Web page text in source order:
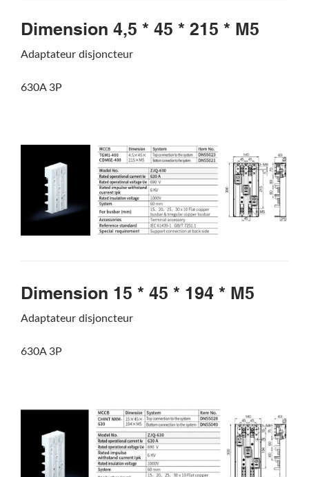
Dimension 4,5 * 45 * 215 * M5
Adaptateur disjoncteur
630A 3P
Dimension 15 * 45 * 194 * M5
Adaptateur disjoncteur
630A 3P
Rechercher